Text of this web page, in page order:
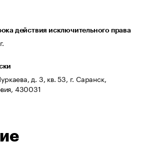
действия исключительного права
д. 3, кв. 53, г. Саранск,
430031